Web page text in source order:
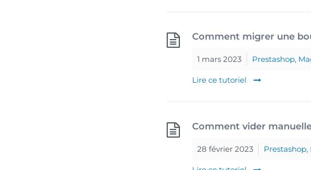
Comment migrer une
1 mars 2023 Prestashop,
Lire ce tutoriel
Comment vider
28 février 2023